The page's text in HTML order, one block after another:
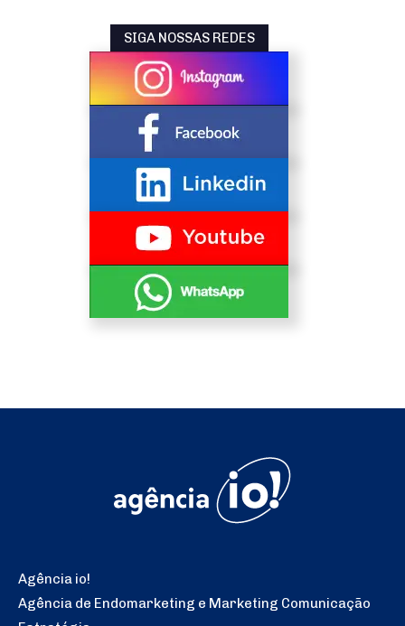
SIGA NOSSAS REDES
Agência io!
Agência de Endomarketing e Marketing Comunicação